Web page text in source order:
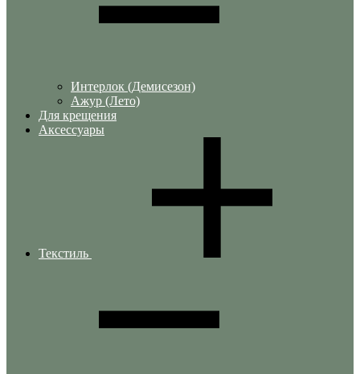
Интерлок (Демисезон)
Ажур (Лето)
Для крещения
Аксессуары
Текстиль